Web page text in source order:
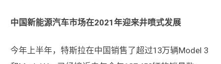
中国新能源汽车市场在2021年迎来井喷式发展
今年上半年，特斯拉在中国销售了超过13万辆Model 3